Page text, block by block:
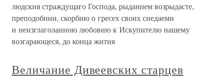
людския страждущаго Господа, рыданием возрыдасте,
преподобнии, скорбию о гресех своих снедаеми
и неизглаголанною любовию к Искупителю нашему
возгарающеся, до конца жития
Величание Дивеевских старцев